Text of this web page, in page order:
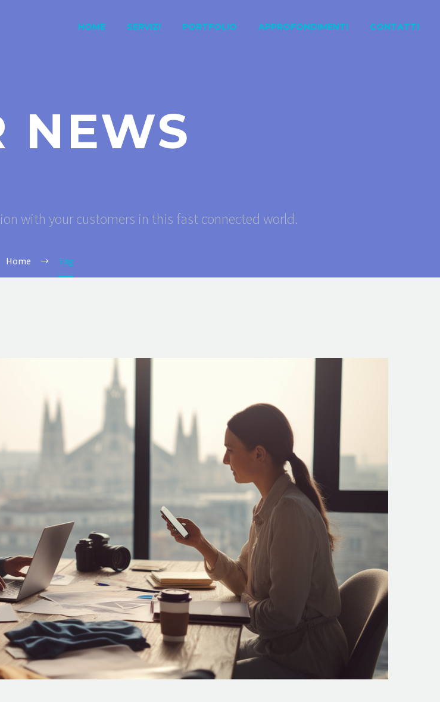
HOME SERVIZI PORTFOLIO APPROFONDIMENTI CONTATTI
NEWS
with your customers in this fast connected world.
Home Tag